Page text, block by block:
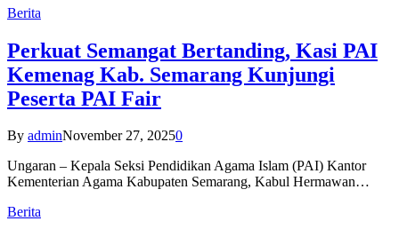
Berita
Perkuat Semangat Bertanding, Kasi PAI
Kemenag Kab. Semarang Kunjungi
Peserta PAI Fair
By adminNovember 27, 20250
Ungaran – Kepala Seksi Pendidikan Agama Islam (PAI) Kantor
Kementerian Agama Kabupaten Semarang, Kabul Hermawan…
Berita